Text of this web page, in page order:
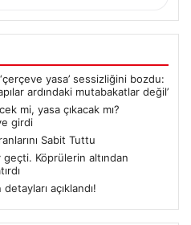
yasa’ sessizliğini bozdu:
ardındaki mutabakatlar değil’
mi, yasa çıkacak mı?
girdi
Sabit Tuttu
geçti. Köprülerin altından
açıklandı!